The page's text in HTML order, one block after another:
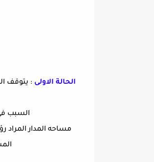
الحالة الاولى : يتوقف
السبب
مساحه المدار المراد